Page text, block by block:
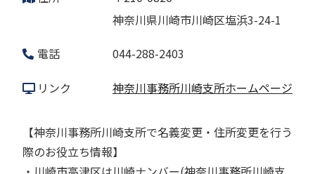
神奈川県川崎市川崎区塩浜3-24-1
電話
044-288-2403
リンク 神奈川事務所川崎支所ホームページ
【神奈川事務所川崎支所で名義変更・住所変更を行う
際のお役立ち情報】